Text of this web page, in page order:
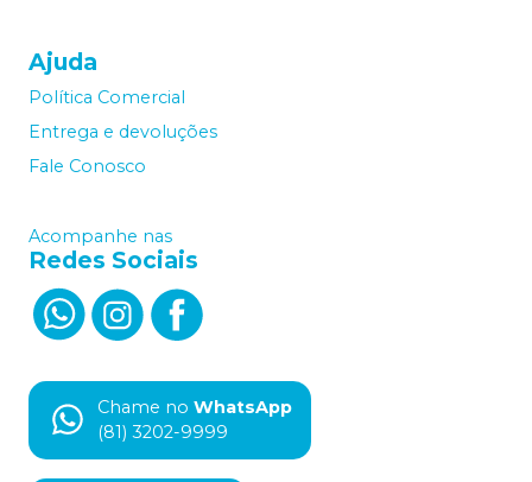
Ajuda
Política Comercial
Entrega e devoluções
Fale Conosco
Acompanhe nas
Redes Sociais
Chame no WhatsApp
(81) 3202-9999